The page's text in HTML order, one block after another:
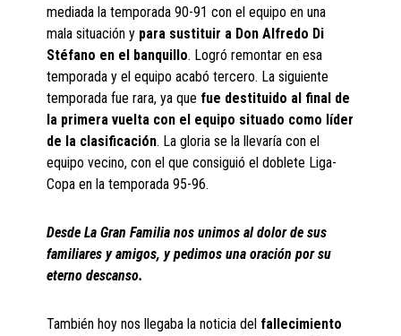
mediada la temporada 90-91 con el equipo en una
mala situación y para sustituir a Don Alfredo Di
Stéfano en el banquillo. Logró remontar en esa
temporada y el equipo acabó tercero. La siguiente
temporada fue rara, ya que fue destituido al final de
la primera vuelta con el equipo situado como líder
de la clasificación. La gloria se la llevaría con el
equipo vecino, con el que consiguió el doblete Liga-
Copa en la temporada 95-96.
Desde La Gran Familia nos unimos al dolor de sus
familiares y amigos, y pedimos una oración por su
eterno descanso.
También hoy nos llegaba la noticia del fallecimiento